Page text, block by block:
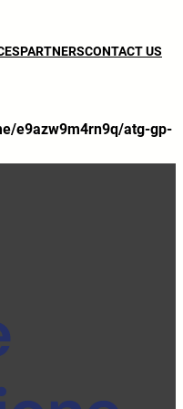
PARTNERSCONTACT US
e9azw9m4rn9q/atg-gp-